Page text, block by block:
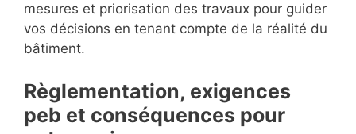
mesures et priorisation des travaux pour guider
vos décisions en tenant compte de la réalité du
bâtiment.
Règlementation, exigences
peb et conséquences pour